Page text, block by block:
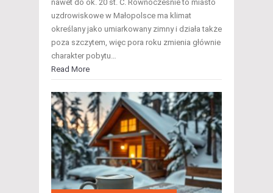
nawet do ok. 20 st. C. Równocześnie to miasto
uzdrowiskowe w Małopolsce ma klimat
określany jako umiarkowany zimny i działa także
poza szczytem, więc pora roku zmienia głównie
charakter pobytu…
Read More